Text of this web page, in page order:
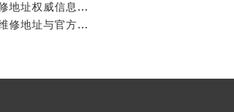
成都万国官方售后服务中心｜最新热线及维修地址权威信息公示（2026年7月最新）
亲身到店探访成都万国官方售后服务中心｜维修地址与官方客服热线（2026年7月最新）